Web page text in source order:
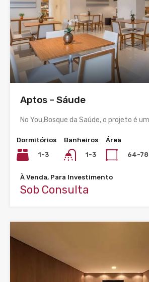
Aptos – Sáude
No You,Bosque da Saúde, o projeto é
Dormitórios
1-3
Banheiros
1-3
Área
64-78
À Venda, Para Investimento
Sob Consulta